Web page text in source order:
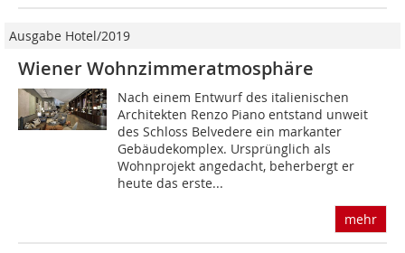
Ausgabe Hotel/2019
Wiener Wohnzimmeratmosphäre
Nach einem Entwurf des italienischen
Architekten Renzo Piano entstand unweit
des Schloss Belvedere ein markanter
Gebäudekomplex. Ursprünglich als
Wohnprojekt angedacht, beherbergt er
heute das erste...
mehr